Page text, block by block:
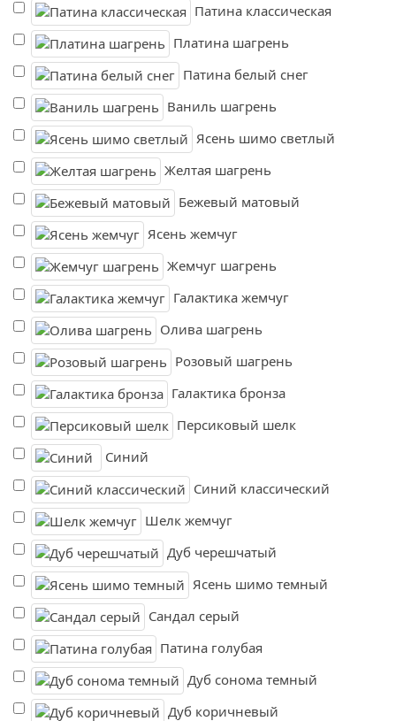
Патина классическая
Платина шагрень
Патина белый снег
Ваниль шагрень
Ясень шимо светлый
Желтая шагрень
Бежевый матовый
Ясень жемчуг
Жемчуг шагрень
Галактика жемчуг
Олива шагрень
Розовый шагрень
Галактика бронза
Персиковый шелк
Синий
Синий классический
Шелк жемчуг
Дуб черешчатый
Ясень шимо темный
Сандал серый
Патина голубая
Дуб сонома темный
Дуб коричневый